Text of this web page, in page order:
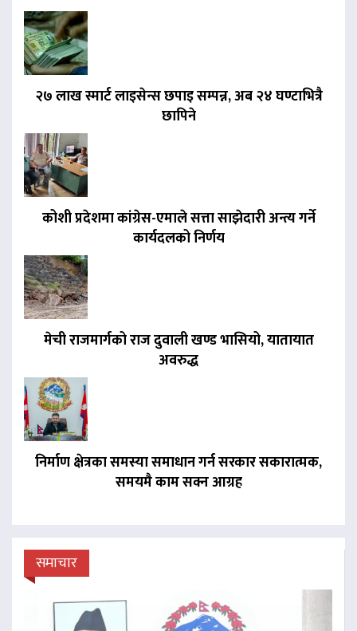
२७ लाख स्मार्ट लाइसेन्स छपाइ सम्पन्न, अब २४ घण्टाभित्रै
छापिने
कोशी प्रदेशमा कांग्रेस-एमाले सत्ता साझेदारी अन्त्य गर्ने
कार्यदलको निर्णय
मेची राजमार्गको राज दुवाली खण्ड भासियो, यातायात
अवरुद्ध
निर्माण क्षेत्रका समस्या समाधान गर्न सरकार सकारात्मक,
समयमै काम सक्न आग्रह
समाचार